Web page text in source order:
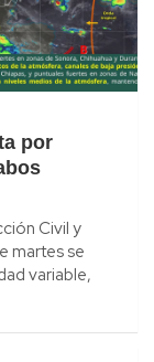
por
Civil y
martes se
variable,